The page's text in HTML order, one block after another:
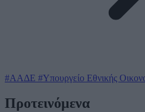
#ΑΑΔΕ #Υπουργείο Εθνικής
Προτεινόμενα